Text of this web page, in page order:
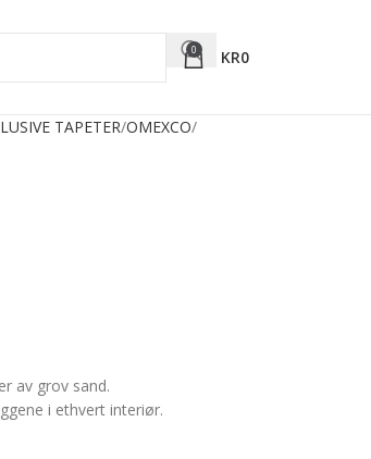
0 KR0
TAPETER OMEXCO
av grov sand.
i ethvert interiør.